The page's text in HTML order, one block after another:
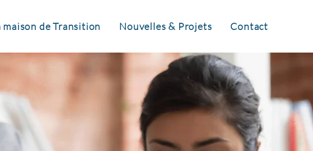
maison de Transition Nouvelles & Projets Contact